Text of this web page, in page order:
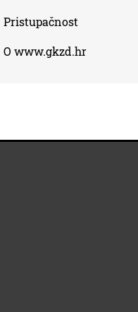
Pristupačnost
O www.gkzd.hr